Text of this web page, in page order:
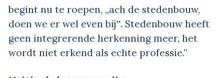
begint nu te roepen, „ach de stedenbouw,
doen we er wel even bij‟. Stedenbouw heeft
geen integrerende herkenning meer, het
wordt niet erkend als echte professie.”